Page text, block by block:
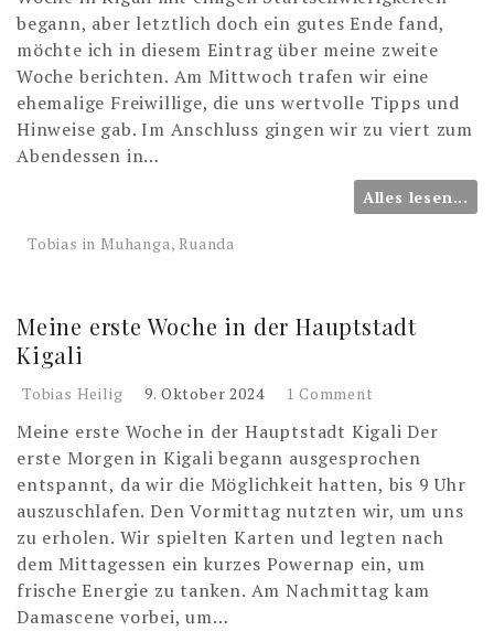
begann, aber letztlich doch ein gutes Ende fand,
möchte ich in diesem Eintrag über meine zweite
Woche berichten. Am Mittwoch trafen wir eine
ehemalige Freiwillige, die uns wertvolle Tipps und
Hinweise gab. Im Anschluss gingen wir zu viert zum
Abendessen in…
Alles lesen...
Tobias in Muhanga, Ruanda
Meine erste Woche in der Hauptstadt
Kigali
Tobias Heilig 9. Oktober 2024 1 Comment
Meine erste Woche in der Hauptstadt Kigali Der
erste Morgen in Kigali begann ausgesprochen
entspannt, da wir die Möglichkeit hatten, bis 9 Uhr
auszuschlafen. Den Vormittag nutzten wir, um uns
zu erholen. Wir spielten Karten und legten nach
dem Mittagessen ein kurzes Powernap ein, um
frische Energie zu tanken. Am Nachmittag kam
Damascene vorbei, um…